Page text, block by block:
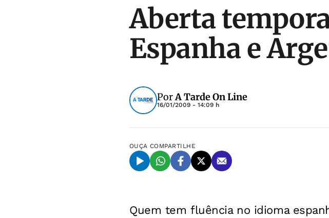
Aberta
Espanha e
PorA Tarde On Line
16/01/2009 - 14:09 h
OUÇA COMPARTILHE
Quem tem fluência no idioma